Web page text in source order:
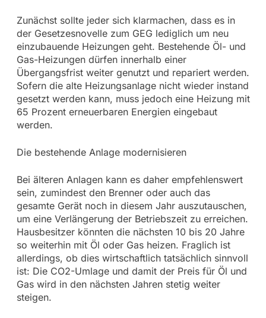
Zunächst sollte jeder sich klarmachen, dass es in
der Gesetzesnovelle zum GEG lediglich um neu
einzubauende Heizungen geht. Bestehende Öl- und
Gas-Heizungen dürfen innerhalb einer
Übergangsfrist weiter genutzt und repariert werden.
Sofern die alte Heizungsanlage nicht wieder instand
gesetzt werden kann, muss jedoch eine Heizung mit
65 Prozent erneuerbaren Energien eingebaut
werden.
Die bestehende Anlage modernisieren
Bei älteren Anlagen kann es daher empfehlenswert
sein, zumindest den Brenner oder auch das
gesamte Gerät noch in diesem Jahr auszutauschen,
um eine Verlängerung der Betriebszeit zu erreichen.
Hausbesitzer könnten die nächsten 10 bis 20 Jahre
so weiterhin mit Öl oder Gas heizen. Fraglich ist
allerdings, ob dies wirtschaftlich tatsächlich sinnvoll
ist: Die CO2-Umlage und damit der Preis für Öl und
Gas wird in den nächsten Jahren stetig weiter
steigen.